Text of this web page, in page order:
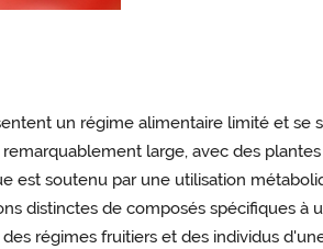
un régime alimentaire limité et
large, avec des
est soutenu par une utilisation
distinctes de composés spécifiques
régimes fruitiers et des individus